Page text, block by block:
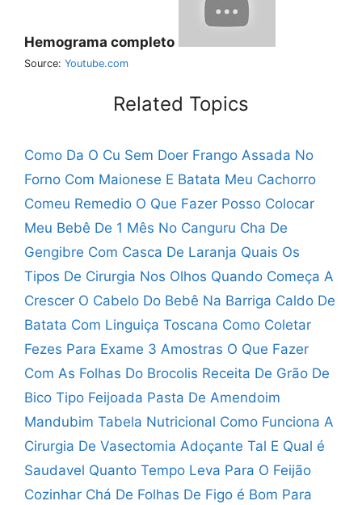
Hemograma completo
Source: Youtube.com
Related Topics
Como Da O Cu Sem Doer Frango Assada No
Forno Com Maionese E Batata Meu Cachorro
Comeu Remedio O Que Fazer Posso Colocar
Meu Bebê De 1 Mês No Canguru Cha De
Gengibre Com Casca De Laranja Quais Os
Tipos De Cirurgia Nos Olhos Quando Começa A
Crescer O Cabelo Do Bebê Na Barriga Caldo De
Batata Com Linguiça Toscana Como Coletar
Fezes Para Exame 3 Amostras O Que Fazer
Com As Folhas Do Brocolis Receita De Grão De
Bico Tipo Feijoada Pasta De Amendoim
Mandubim Tabela Nutricional Como Funciona A
Cirurgia De Vasectomia Adoçante Tal E Qual é
Saudavel Quanto Tempo Leva Para O Feijão
Cozinhar Chá De Folhas De Figo é Bom Para